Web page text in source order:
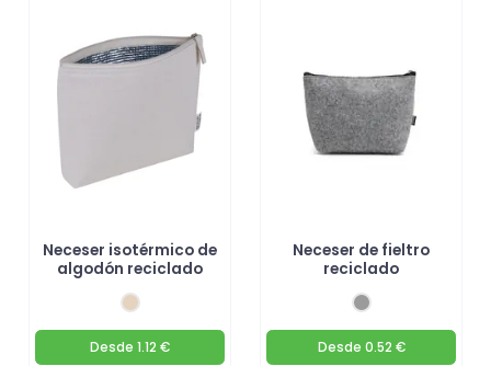
Neceser isotérmico de
algodón reciclado
Desde 1.12 €
Neceser de fieltro
reciclado
Desde 0.52 €